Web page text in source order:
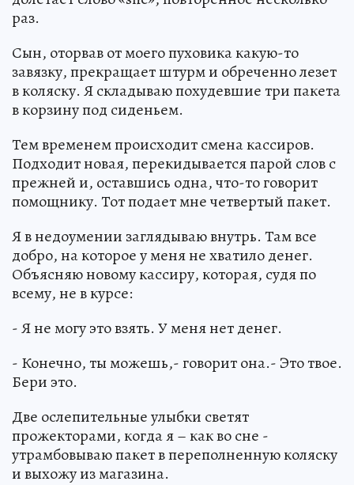
раз.
Сын, оторвав от моего пуховика какую-то
завязку, прекращает штурм и обреченно лезет
в коляску. Я складываю похудевшие три пакета
в корзину под сиденьем.
Тем временем происходит смена кассиров.
Подходит новая, перекидывается парой слов с
прежней и, оставшись одна, что-то говорит
помощнику. Тот подает мне четвертый пакет.
Я в недоумении заглядываю внутрь. Там все
добро, на которое у меня не хватило денег.
Объясняю новому кассиру, которая, судя по
всему, не в курсе:
- Я не могу это взять. У меня нет денег.
- Конечно, ты можешь,- говорит она.- Это твое.
Бери это.
Две ослепительные улыбки светят
прожекторами, когда я – как во сне -
утрамбовываю пакет в переполненную коляску
и выхожу из магазина.